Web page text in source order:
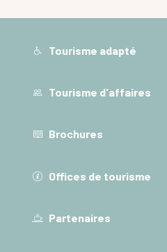
Tourisme adapté
Tourisme d'affaires
Brochures
Offices de tourisme
Partenaires